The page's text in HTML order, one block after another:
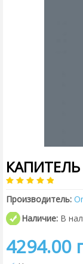
КАПИТЕЛЬ
Производитель:
Наличие: В
4294.00